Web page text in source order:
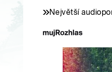
Největší